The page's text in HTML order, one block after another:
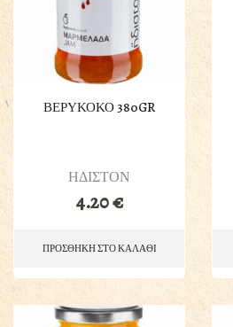
ΒΕΡΥΚΟΚΟ 380GR
ΗΔΙΣΤΟΝ
4.20€
ΠΡΟΣΘΗΚΗ ΣΤΟ ΚΑΛΑΘΙ